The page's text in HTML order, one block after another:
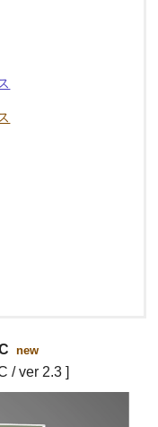
new
/ ver 2.3 ]